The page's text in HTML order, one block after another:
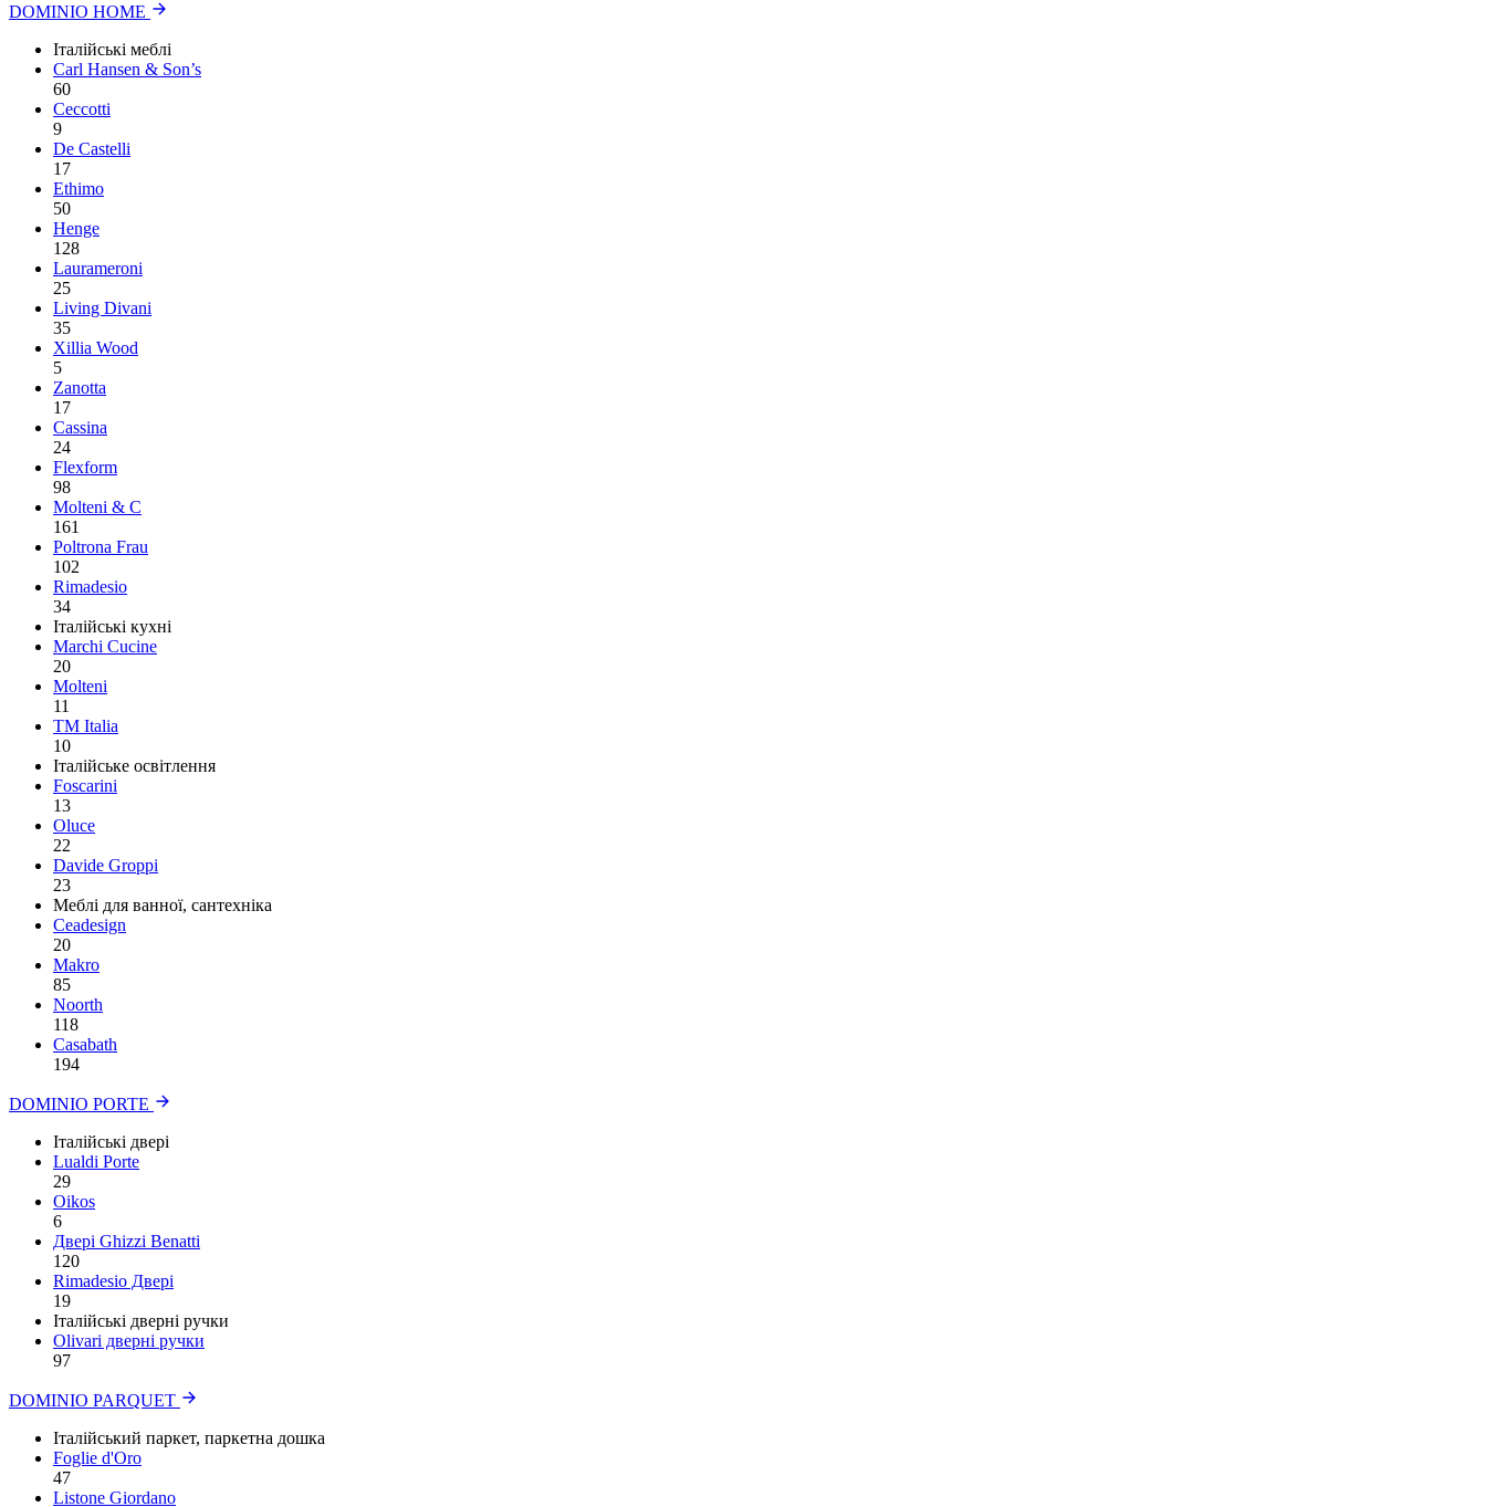
DOMINIO HOME
Італійські меблі
Carl Hansen & Son’s
60
Ceccotti
9
De Castelli
17
Ethimo
50
Henge
128
Laurameroni
25
Living Divani
35
Xillia Wood
5
Zanotta
17
Cassina
24
Flexform
98
Molteni & C
161
Poltrona Frau
102
Rimadesio
34
Італійські кухні
Marchi Cucine
20
Molteni
11
TM Italia
10
Італійське освітлення
Foscarini
13
Oluce
22
Davide Groppi
23
Меблі для ванної, сантехніка
Ceadesign
20
Makro
85
Noorth
118
Сasabath
194
DOMINIO PORTE
Італійські двері
Lualdi Porte
29
Oikos
6
Двері Ghizzi Benatti
120
Rimadesio Двері
19
Італійські дверні ручки
Olivari дверні ручки
97
DOMINIO PARQUET
Італійський паркет, паркетна дошка
Foglie d'Oro
47
Listone Giordano